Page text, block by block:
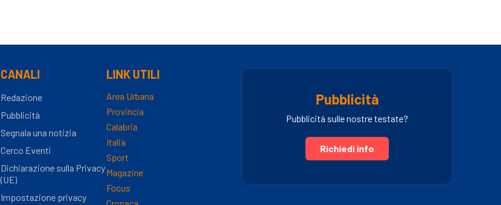
CANALI
Redazione
Pubblicità
Segnala una notizia
Cerco Eventi
Dichiarazione sulla Privacy
(UE)
Impostazione privacy
LINK UTILI
Area Urbana
Provincia
Calabria
Italia
Sport
Magazine
Focus
Pubblicità
Pubblicità sulle nostre testate?
Richiedi info